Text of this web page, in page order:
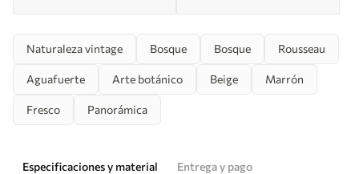
Naturaleza vintage Bosque Bosque Rousseau
Aguafuerte Arte botánico Beige Marrón
Fresco Panorámica
Especificaciones y material
Entrega y pago